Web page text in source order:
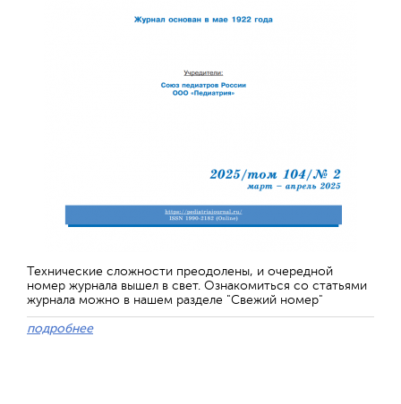
Технические сложности преодолены, и очередной
номер журнала вышел в свет. Ознакомиться со статьями
журнала можно в нашем разделе "Свежий номер"
подробнее